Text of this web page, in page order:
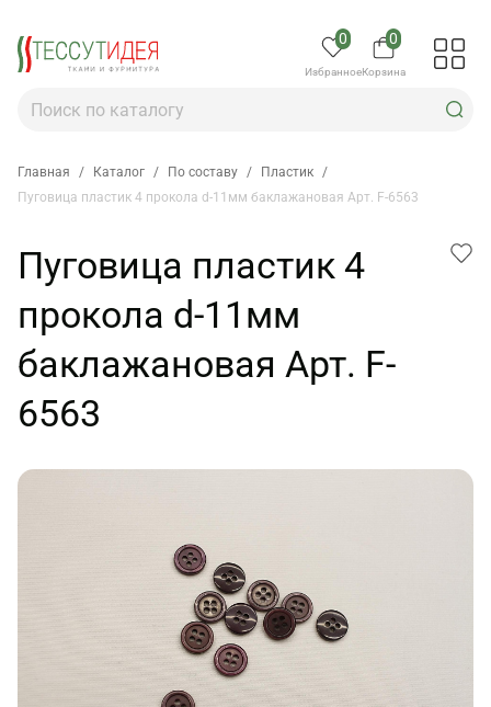
0
Избранное
0
Корзина
Главная / Каталог / По составу / Пластик /
Пуговица пластик 4 прокола d-11мм баклажановая Арт. F-6563
Пуговица пластик 4
прокола d-11мм
баклажановая Арт. F-
6563